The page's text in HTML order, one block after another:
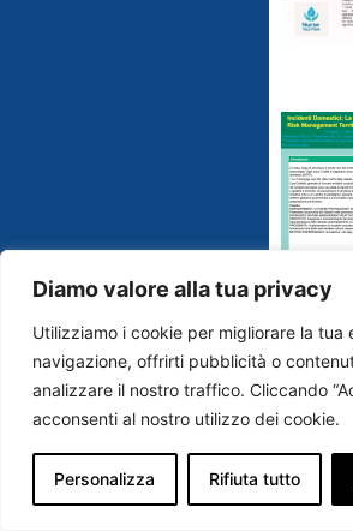
Diamo valore alla tua privacy
Utilizziamo i cookie per migliorare la tua
navigazione, offrirti pubblicità o
analizzare il nostro traffico. Cliccando
acconsenti al nostro utilizzo dei cookie.
Personalizza Rifiuta tutto